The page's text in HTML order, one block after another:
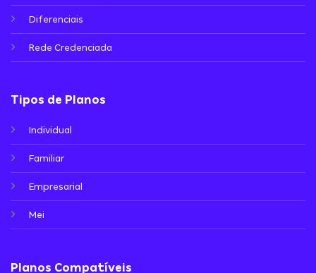
Diferenciais
Rede Credenciada
Tipos de Planos
Individual
Familiar
Empresarial
Mei
Planos Compatíveis